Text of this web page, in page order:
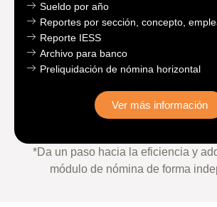
Sueldo por año
Reportes por sección, concepto,
Reporte IESS
Archivo para banco
Preliquidación de nómina horizontal
Ver más información
*Da un paso hacia la eficiencia y
módulo de nómina de forma